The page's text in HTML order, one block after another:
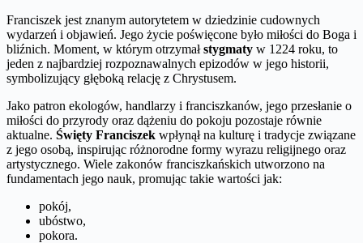
Franciszek jest znanym autorytetem w dziedzinie cudownych
wydarzeń i objawień. Jego życie poświęcone było miłości do Boga i
bliźnich. Moment, w którym otrzymałstygmaty w 1224 roku, to
jeden z najbardziej rozpoznawalnych epizodów w jego historii,
symbolizujący głęboką relację z Chrystusem.
Jako patron ekologów, handlarzy i franciszkanów, jego przesłanie o
miłości do przyrody oraz dążeniu do pokoju pozostaje równie
aktualne. Święty Franciszek wpłynął na kulturę i tradycje związane
z jego osobą, inspirując różnorodne formy wyrazu religijnego oraz
artystycznego. Wiele zakonów franciszkańskich utworzono na
fundamentach jego nauk, promując takie wartości jak:
pokój,
ubóstwo,
pokora.